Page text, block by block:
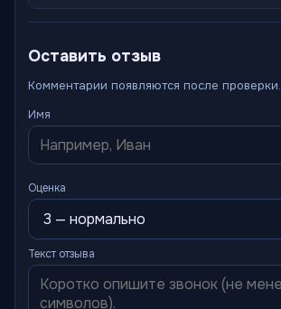
Оставить отзыв
Комментарии появляются после проверки.
Имя
Оценка
Текст отзыва